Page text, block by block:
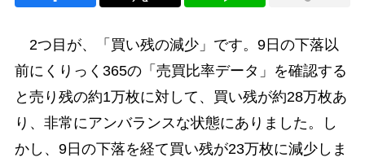
2つ目が、「買い残の減少」です。9日の下落以
前にくりっく365の「売買比率データ」を確認する
と売り残の約1万枚に対して、買い残が約28万枚あ
り、非常にアンバランスな状態にありました。し
かし、9日の下落を経て買い残が23万枚に減少しま